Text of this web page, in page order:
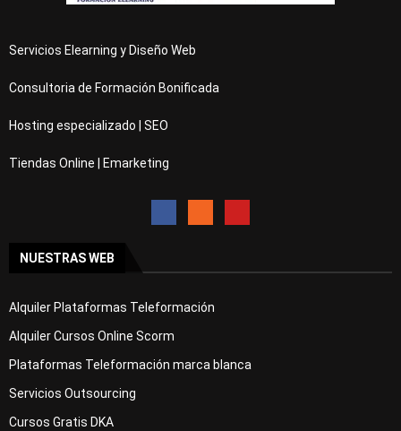
Servicios Elearning y Diseño Web
Consultoria de Formación Bonificada
Hosting especializado | SEO
Tiendas Online | Emarketing
NUESTRAS WEB
Alquiler Plataformas Teleformación
Alquiler Cursos Online Scorm
Plataformas Teleformación marca blanca
Servicios Outsourcing
Cursos Gratis DKA